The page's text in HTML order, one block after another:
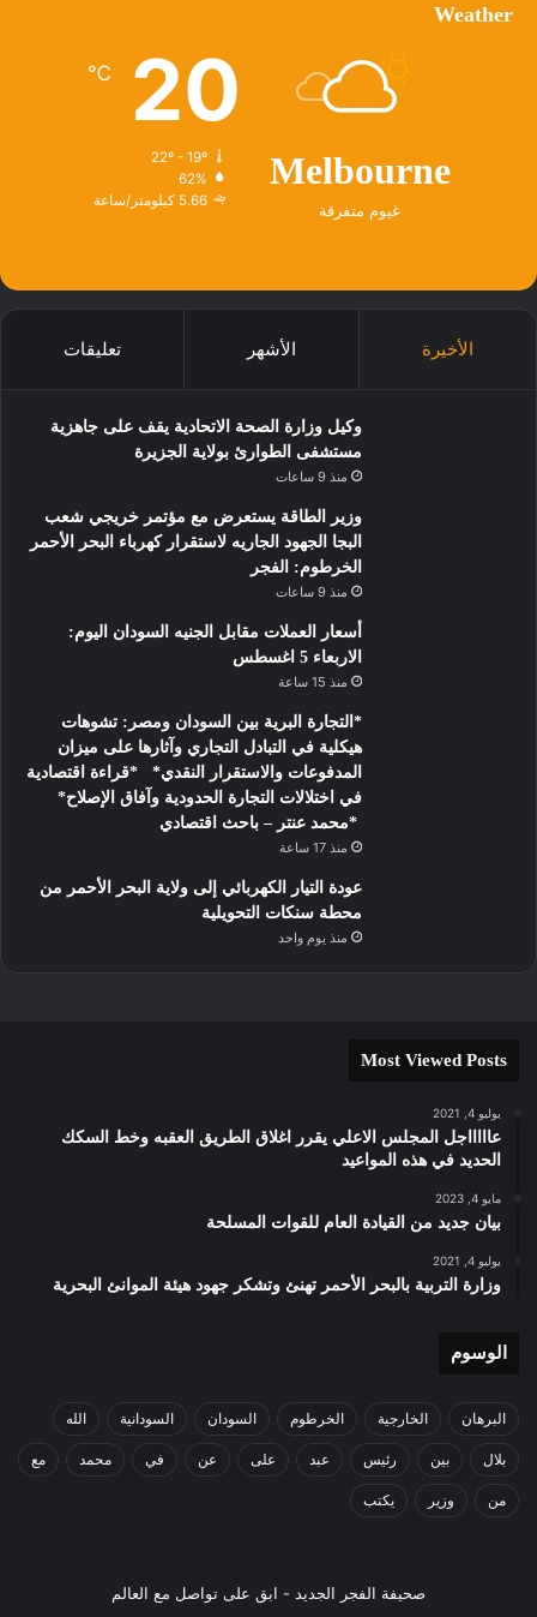
Weather
Melbourne
غيوم متفرقة
20
℃
22º - 19º
62%
5.66 كيلومتر/ساعة
الأخيرة الأشهر تعليقات
وكيل وزارة الصحة الاتحادية يقف على جاهزية
مستشفى الطوارئ بولاية الجزيرة
منذ 9 ساعات
وزير الطاقة يستعرض مع مؤتمر خريجي شعب
البجا الجهود الجاريه لاستقرار كهرباء البحر الأحمر
الخرطوم: الفجر
منذ 9 ساعات
أسعار العملات مقابل الجنيه السودان اليوم:
الاربعاء 5 اغسطس
منذ 15 ساعة
*التجارة البرية بين السودان ومصر: تشوهات
هيكلية في التبادل التجاري وآثارها على ميزان
المدفوعات والاستقرار النقدي* *قراءة اقتصادية
في اختلالات التجارة الحدودية وآفاق الإصلاح*
*محمد عنتر – باحث اقتصادي
منذ 17 ساعة
عودة التيار الكهربائي إلى ولاية البحر الأحمر من
محطة سنكات التحويلية
منذ يوم واحد
Most Viewed Posts
يوليو 4, 2021
عاااااجل المجلس الاعلي يقرر اغلاق الطريق العقبه وخط السكك
الحديد في هذه المواعيد
مايو 4, 2023
بيان جديد من القيادة العام للقوات المسلحة
يوليو 4, 2021
وزارة التربية بالبحر الأحمر تهنئ وتشكر جهود هيئة الموانئ البحرية
الوسوم
البرهان الخارجية الخرطوم السودان السودانية الله
بلال بين رئيس عبد على عن في محمد مع
من وزير يكتب
صحيفة الفجر الجديد - ابق على تواصل مع العالم